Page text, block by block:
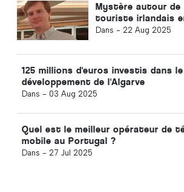
Mystère autour de
touriste irlandais
Dans - 22 Aug 2025
125 millions d'euros investis dans le
développement de l'Algarve
Dans - 03 Aug 2025
Quel est le meilleur opérateur de
mobile au Portugal ?
Dans - 27 Jul 2025